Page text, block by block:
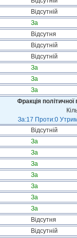
Відсутній
За
Відсутня
Відсутній
Відсутній
За
За
За
Фракція
За:17 Проти:0
Відсутній
За
За
За
За
За
За
За
Відсутня
Відсутній